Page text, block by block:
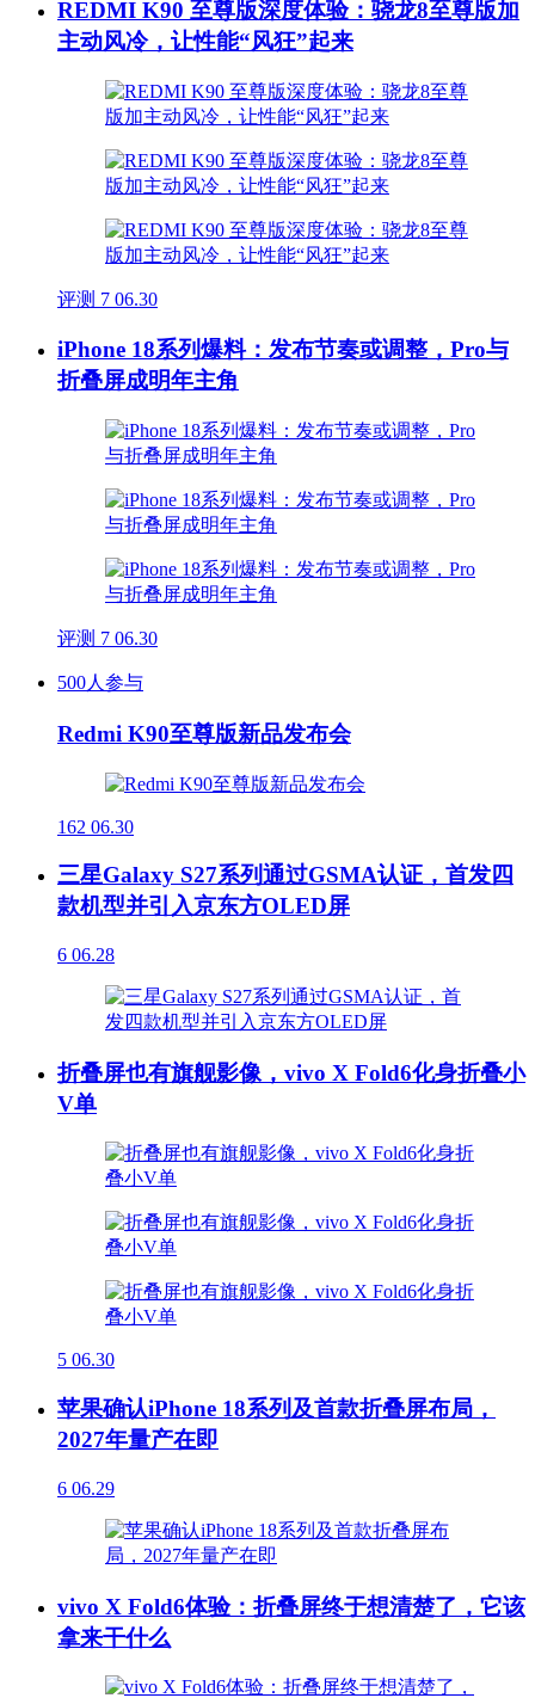
REDMI K90 至尊版深度体验：骁龙8至尊版加
主动风冷，让性能“风狂”起来
评测 7 06.30
iPhone 18系列爆料：发布节奏或调整，Pro与
折叠屏成明年主角
评测 7 06.30
500人参与
Redmi K90至尊版新品发布会
162 06.30
三星Galaxy S27系列通过GSMA认证，首发四
款机型并引入京东方OLED屏
6 06.28
折叠屏也有旗舰影像，vivo X Fold6化身折叠小
V单
5 06.30
苹果确认iPhone 18系列及首款折叠屏布局，
2027年量产在即
6 06.29
vivo X Fold6体验：折叠屏终于想清楚了，它该
拿来干什么